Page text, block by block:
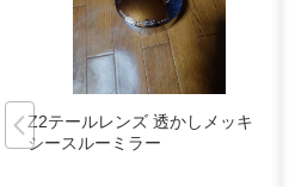
Z2テールレンズ 透かしメッキ
シースルーミラー